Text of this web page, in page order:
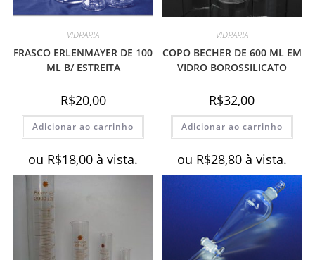
VIDRARIA
FRASCO ERLENMAYER DE 100
ML B/ ESTREITA
R$20,00
Adicionar ao carrinho
ou R$18,00 à vista.
VIDRARIA
COPO BECHER DE 600 ML EM
VIDRO BOROSSILICATO
R$32,00
Adicionar ao carrinho
ou R$28,80 à vista.